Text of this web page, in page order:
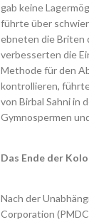
gab keine
führte über
ebneten die Briten
verbesserten die
Methode für den
kontrollieren,
von Birbal Sahni in
Gymnospermen
Das Ende der
Nach der
Corporation